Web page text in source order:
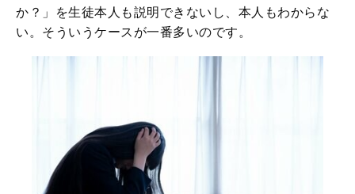
か？」を生徒本人も説明できないし、本人もわからな
い。そういうケースが一番多いのです。